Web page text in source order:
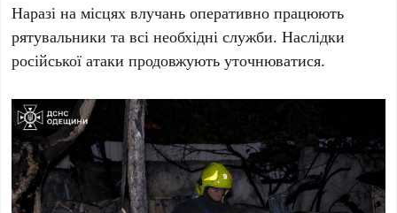
Наразі на місцях влучань оперативно працюють
рятувальники та всі необхідні служби. Наслідки
російської атаки продовжують уточнюватися.